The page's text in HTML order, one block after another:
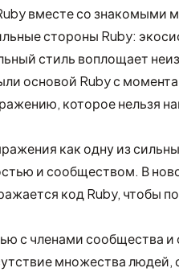
вместе со знакомыми
стороны Ruby:
стиль воплощает
основой Ruby с
которое нельзя
как одну из
и сообществом. В
код Ruby, чтобы
с членами сообщества и
множества людей,